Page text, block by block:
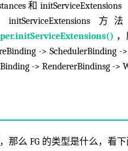
和
-> SchedulerBinding -
-> RendererBindinsg ->
那么 FG 的类型是什么，看